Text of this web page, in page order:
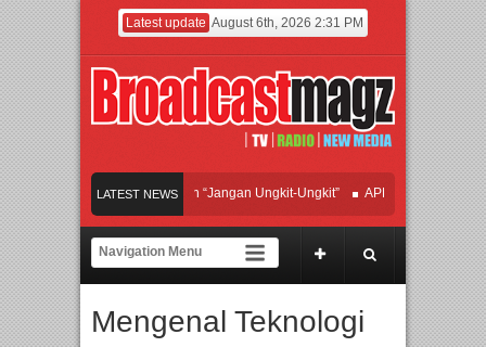
Latest update August 6th, 2026 2:31 PM
LATEST NEWS
Hadirkan Hipdut Modern “Jangan Ungkit-Ungkit” APMF 2026 Dorong
Perpaduan Warisan Dan Semangat Lokal, BIRKENSTOCK INDONESIA
Orchestra Presents The Beatles & Queen – feat. Marcello Tahitoe dan
Mengenal Teknologi